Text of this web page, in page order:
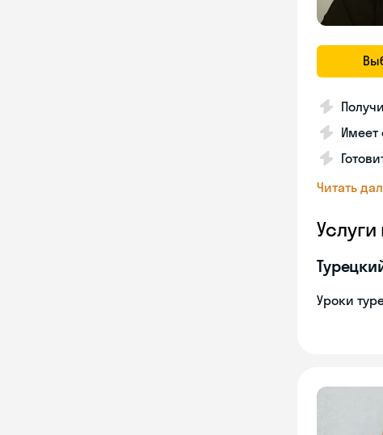
Имеет
Читать
Уроки